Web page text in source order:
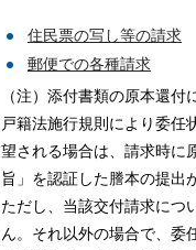
住民票の写し等の請求
郵便での各種請求
（注）添付書類の原本還付
戸籍法施行規則により委任
望される場合は、請求時に
旨」を認証した謄本の提出
ただし、当該交付請求につ
ん。それ以外の場合で、委